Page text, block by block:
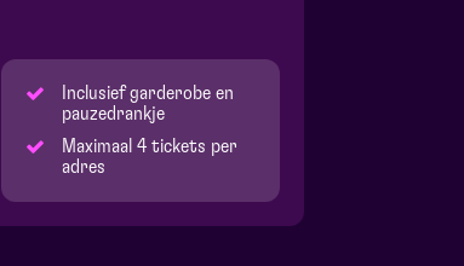
Inclusief garderobe en
pauzedrankje
Maximaal 4 tickets per
adres